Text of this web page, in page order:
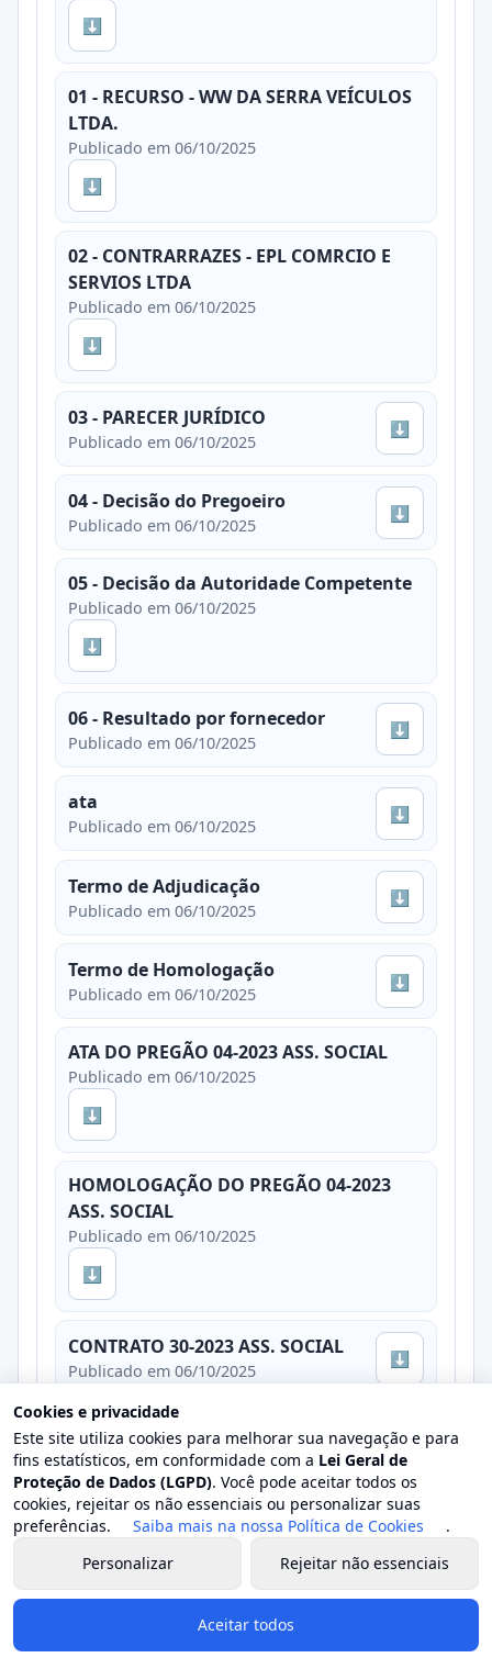
⬇
01 - RECURSO - WW DA SERRA VEÍCULOS
LTDA.
Publicado em 06/10/2025
⬇
02 - CONTRARRAZES - EPL COMRCIO E
SERVIOS LTDA
Publicado em 06/10/2025
⬇
03 - PARECER JURÍDICO
Publicado em 06/10/2025
⬇
04 - Decisão do Pregoeiro
Publicado em 06/10/2025
⬇
05 - Decisão da Autoridade Competente
Publicado em 06/10/2025
⬇
06 - Resultado por fornecedor
Publicado em 06/10/2025
⬇
ata
Publicado em 06/10/2025
⬇
Termo de Adjudicação
Publicado em 06/10/2025
⬇
Termo de Homologação
Publicado em 06/10/2025
⬇
ATA DO PREGÃO 04-2023 ASS. SOCIAL
Publicado em 06/10/2025
⬇
HOMOLOGAÇÃO DO PREGÃO 04-2023
ASS. SOCIAL
Publicado em 06/10/2025
⬇
CONTRATO 30-2023 ASS. SOCIAL
Publicado em 06/10/2025
⬇
CONTRATO 31-2023 ASS. SOCIAL
Publicado em 06/10/2025
⬇
Ver detalhes
Cookies e privacidade
Este site utiliza cookies para melhorar sua navegação e para
fins estatísticos, em conformidade com a Lei Geral de
Proteção de Dados (LGPD). Você pode aceitar todos os
cookies, rejeitar os não essenciais ou personalizar suas
preferências.
Saiba mais na nossa Política de Cookies
.
Personalizar
Rejeitar não essenciais
Aceitar todos